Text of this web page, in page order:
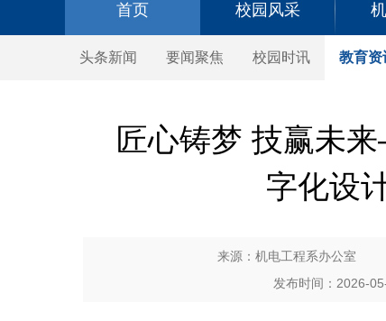
首页 校园风采
头条新闻 要闻聚焦 校园时讯 教育资
匠心铸梦 技赢未
字化设
来源：机电工程系办公室
发布时间：2026-